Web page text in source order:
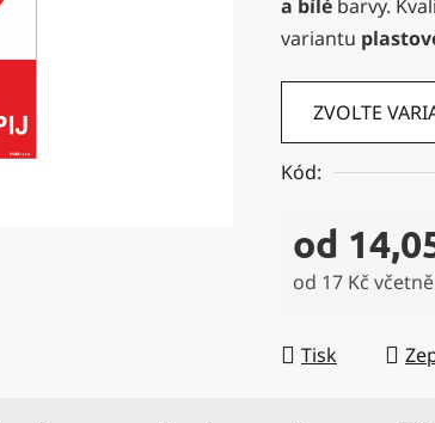
5
hvězdiček.
a bílé barvy.
variantu
ZVOLTE
Kód:
od
od 17 Kč
Tisk